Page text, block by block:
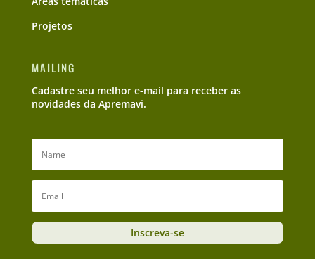
Projetos
MAILING
Cadastre seu melhor e-mail para receber as
novidades da Apremavi.
Inscreva-se